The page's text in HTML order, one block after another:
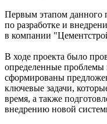
Первым этапом данного
по разработке и
в компании
В ходе проекта было
определенные проблемы
сформированы
ключевые задачи,
время, а также
внедрению новой